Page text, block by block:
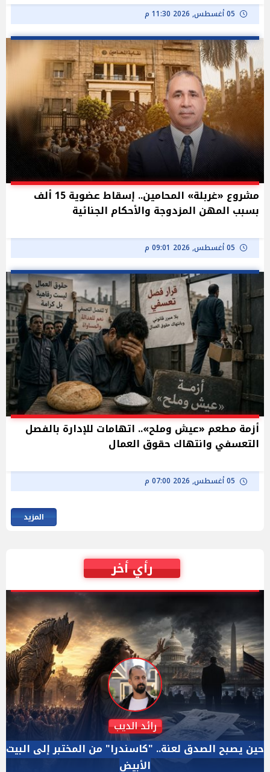
05 أغسطس, 2026 11:30 م
مشروع «غربلة» المحامين.. إسقاط عضوية 15 ألف
بسبب المهن المزدوجة والأحكام الجنائية
05 أغسطس, 2026 09:01 م
أزمة مطعم «عيش وملح».. اتهامات للإدارة بالفصل
التعسفي وانتهاك حقوق العمال
05 أغسطس, 2026 07:00 م
المزيد
رأي أخر
دكتور نزيه الحكيم
الإجازة البرلمانية ليست إجازة من الرقابة.. والسؤال ليس
الأداة الوحيده بعد فض الانعقاد